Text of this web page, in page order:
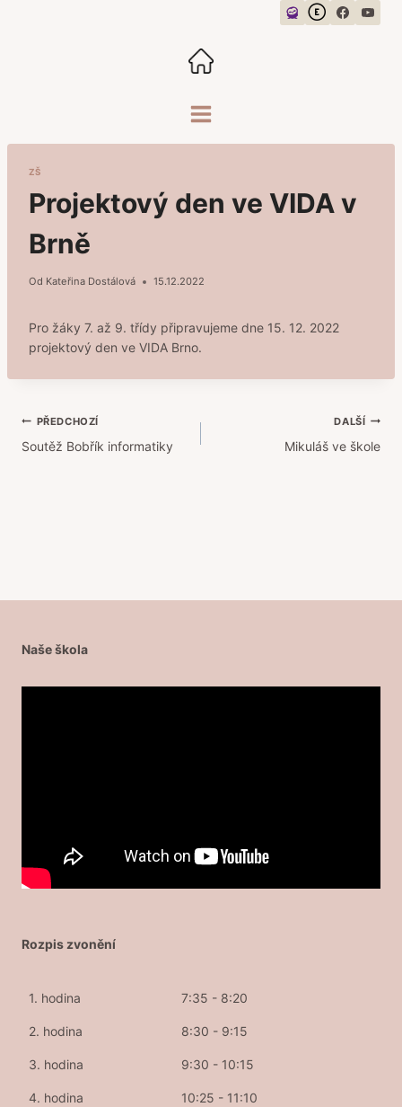
ZŠ
Projektový den ve VIDA v
Brně
Od Kateřina Dostálová 15.12.2022
Pro žáky 7. až 9. třídy připravujeme dne 15. 12. 2022
projektový den ve VIDA Brno.
Navigace
pro
PŘEDCHOZÍ
Soutěž Bobřík informatiky
DALŠÍ
Mikuláš ve škole
Naše škola
Rozpis zvonění
1. hodina 7:35 - 8:20
2. hodina 8:30 - 9:15
3. hodina 9:30 - 10:15
4. hodina 10:25 - 11:10